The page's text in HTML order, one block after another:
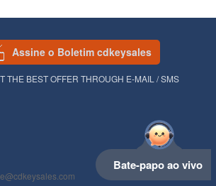
Assine o Boletim cdkeysales
THE BEST OFFER THROUGH E-MAIL / SMS
Bate-papo ao vivo